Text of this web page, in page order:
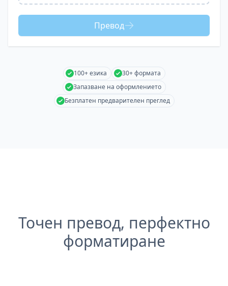
Превод
100+ езика
30+ формата
Запазване на оформлението
Безплатен предварителен преглед
Точен превод, перфектно
форматиране